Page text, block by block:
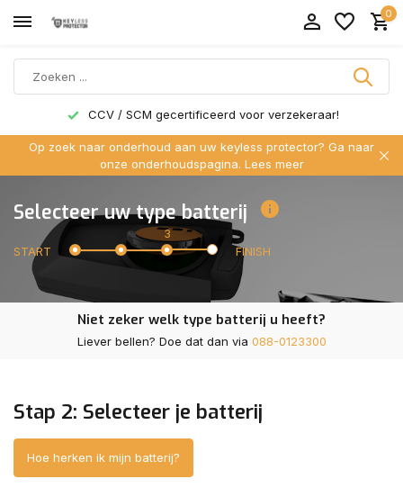
0
CCV / SCM gecertificeerd voor verzekeraar!
Op zoek naar onderhoud aan uw keyless protector? Ga naar
onze onderhoudspagina. Lees meer
Selecteer uw type batterij
START
3
FINISH
Niet zeker welk type batterij u heeft?
Liever bellen? Doe dat dan via 088-0123300
Stap 2: Selecteer je batterij
Hoe herken ik mijn batterij?